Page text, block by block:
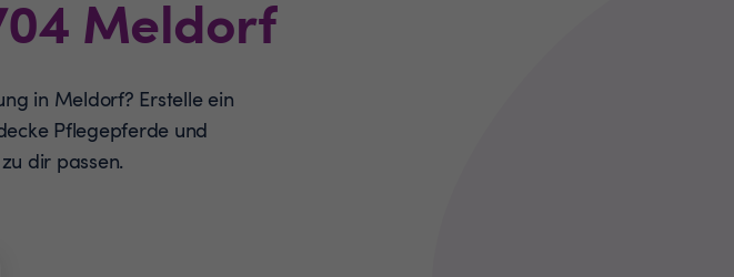
Meldorf
in Meldorf? Erstelle ein
Pflegepferde und
dir passen.